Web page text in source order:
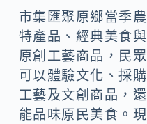
市集匯聚原鄉當季農
特產品、經典美食與
原創工藝商品，民眾
可以體驗文化、採購
工藝及文創商品，還
能品味原民美食。現